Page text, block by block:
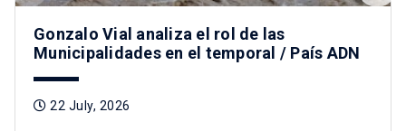
Gonzalo Vial analiza el rol de las
Municipalidades en el temporal / País ADN
22 July, 2026